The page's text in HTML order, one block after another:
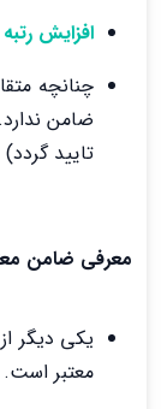
افزایش
چنانچه
ضامن
تایید گردد)
معرفی ضامن
یکی دیگر
معتبر است.